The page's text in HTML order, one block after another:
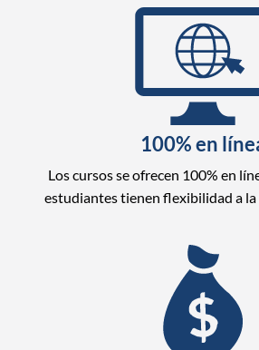
100% en
Los cursos se ofrecen 100% en
estudiantes tienen flexibilidad a la